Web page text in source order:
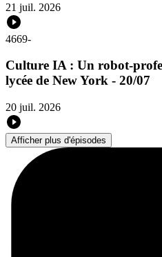
21 juil. 2026
4669-
Culture IA : Un robot-
lycée de New York - 20/07
20 juil. 2026
Afficher plus d'épisodes